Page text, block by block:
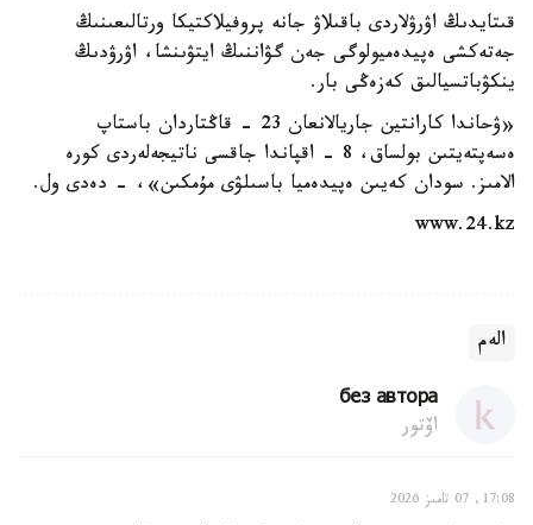
قىتايدىڭ اۋرۋلاردى باقىلاۋ جانە پروفيلاكتيكا ورتالىعىنىڭ
جەتەكشى ەپيدەميولوگى جەن گۋاننىڭ ايتۋىنشا، اۋرۋدىڭ
ينكۋباتسيالىق كەزەڭى بار.
«ۋحاندا كارانتين جاريالانعان 23 - قاڭتاردان باستاپ
ەسەپتەيتىن بولساق، 8 - اقپاندا جاقسى ناتيجەلەردى كورە
الامىز. سودان كەيىن ەپيدەميا باسىلۋى مۇمكىن»، - دەدى ول.
www.24.kz
الەم
без автора
اۆتور
17:08, 07 تامىز 2026